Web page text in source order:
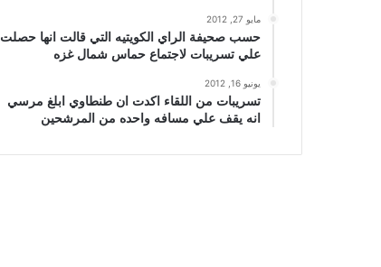
مايو 27, 2012
حسب صحيفة الراي الكويتيه التي قالت انها حصلت
علي تسريبات لاجتماع حماس شمال غزه
يونيو 16, 2012
تسريبات من اللقاء اكدت ان طنطاوي ابلغ مرسي
انه يقف علي مسافه واحده من المرشحين